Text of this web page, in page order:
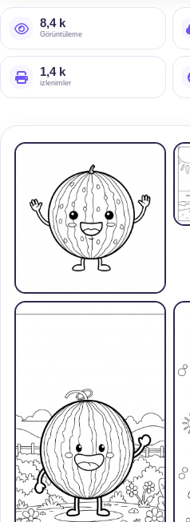
8,4 k
Görüntüleme
1,4 k
izlenimler